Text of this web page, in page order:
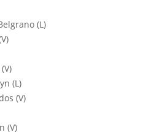
(L)
(L)
(V)
(V)